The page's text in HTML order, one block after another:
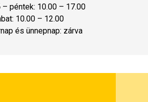
– péntek: 10.00 – 17.00
10.00 – 12.00
és ünnepnap: zárva